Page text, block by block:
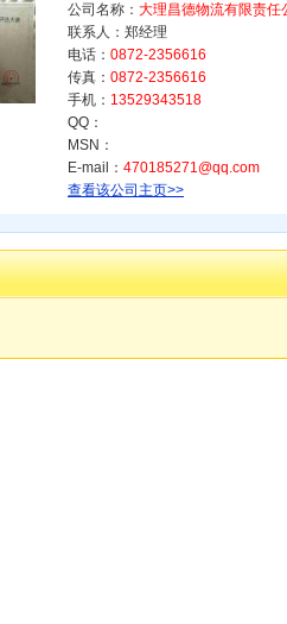
公司名称： 大理昌德物流有限责任
联系人：郑经理
电话： 0872-2356616
传真： 0872-2356616
手机： 13529343518
QQ：
MSN：
E-mail： 470185271@qq.com
查看该公司主页>>